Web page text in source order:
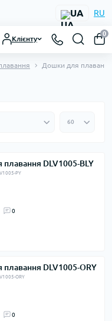
UA RU
Клієнту
0
Дошки для плавання
DLV1005-BLY
PY
0
DLV1005-ORY
ORY
0